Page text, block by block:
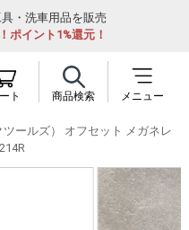
・洗車用品を販売
ポイント1%還元！
ト 商品検索 メニュー
ツールズ） オフセット メガネレ